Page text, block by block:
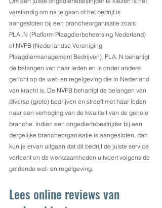
verstandig om na te gaan of het bedrijf is
aangesloten bij een brancheorganisatie zoals
PLA..N (Platform Plaagdierbeheersing Nederland)
of NVPB (Nederlandse Vereniging
Plaagdiermanagement Bedrijven). PLA..N behartigt
de belangen van haar leden en is onder andere
gericht op de wet- en regelgeving die in Nederland
van kracht is. De NVPB behartigt de belangen van
diverse (grote) bedrijven en streeft met haar leden
naar een verhoging van de kwaliteit van de gehele
branche. Indien een ongediertebestrijder bij een
dergelijke brancheorganisatie is aangesloten, dan
kun je ervan uitgaan dat dit bedrijf de juiste service
verleent en de werkzaamheden uitvoert volgens de
geldende wet- en regelgeving.
Lees online reviews van